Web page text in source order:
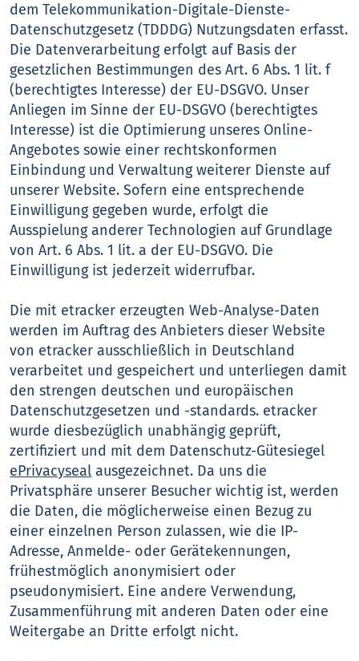
dem Telekommunikation-Digitale-Dienste-
Datenschutzgesetz (TDDDG) Nutzungsdaten erfasst.
Die Datenverarbeitung erfolgt auf Basis der
gesetzlichen Bestimmungen des Art. 6 Abs. 1 lit. f
(berechtigtes Interesse) der EU-DSGVO. Unser
Anliegen im Sinne der EU-DSGVO (berechtigtes
Interesse) ist die Optimierung unseres Online-
Angebotes sowie einer rechtskonformen
Einbindung und Verwaltung weiterer Dienste auf
unserer Website. Sofern eine entsprechende
Einwilligung gegeben wurde, erfolgt die
Ausspielung anderer Technologien auf Grundlage
von Art. 6 Abs. 1 lit. a der EU-DSGVO. Die
Einwilligung ist jederzeit widerrufbar.
Die mit etracker erzeugten Web-Analyse-Daten
werden im Auftrag des Anbieters dieser Website
von etracker ausschließlich in Deutschland
verarbeitet und gespeichert und unterliegen damit
den strengen deutschen und europäischen
Datenschutzgesetzen und -standards. etracker
wurde diesbezüglich unabhängig geprüft,
zertifiziert und mit dem Datenschutz-Gütesiegel
ePrivacyseal ausgezeichnet. Da uns die
Privatsphäre unserer Besucher wichtig ist, werden
die Daten, die möglicherweise einen Bezug zu
einer einzelnen Person zulassen, wie die IP-
Adresse, Anmelde- oder Gerätekennungen,
frühestmöglich anonymisiert oder
pseudonymisiert. Eine andere Verwendung,
Zusammenführung mit anderen Daten oder eine
Weitergabe an Dritte erfolgt nicht.